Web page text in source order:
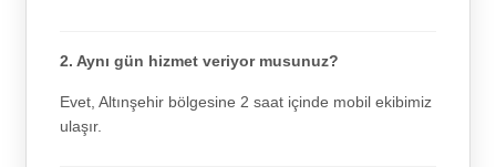
2. Aynı gün hizmet veriyor musunuz?
Evet, Altınşehir bölgesine 2 saat içinde mobil ekibimiz
ulaşır.